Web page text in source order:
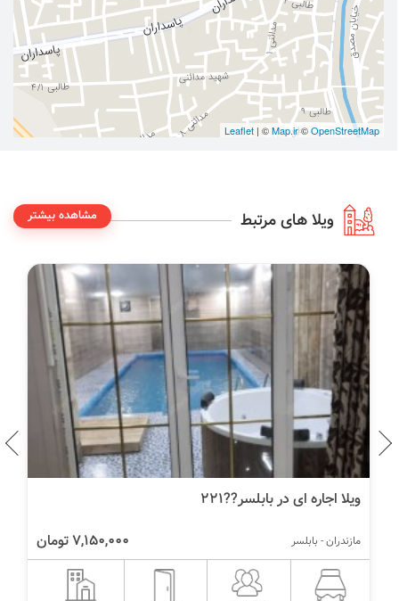
Leaflet | ©Map.ir©OpenStreetMap
ویلا های مرتبط مشاهده بیشتر
ویلا اجاره ای در بابلسر??۲۲۱
7,150,000 تومان مازندران - بابلسر